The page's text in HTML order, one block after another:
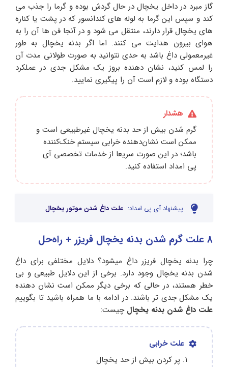
گاز مبرد در داخل یخچال در حال گردش بوده و گرما را جذب می‌
کند و سپس این گرما به لوله‌ های کندانسور که در پشت یا کناره‌
های یخچال قرار دارند، منتقل می‌ شود و در آنجا فن‌ ها آن را به
هوای بیرون هدایت می‌ کنند. اما اگر بدنه یخچال به طور
غیرمعمولی داغ باشد به حدی نتوانید به صورت طولانی مدت آن
را لمس کنید، نشان دهنده بروز یک مشکل جدی در عملکرد
دستگاه بوده و لازم است آن را پیگیری نمایید.
هشدار
گرم شدن بیش از حد بدنه یخچال غیرطبیعی است و
ممکن است نشان‌دهنده خرابی سیستم خنک‌کننده
باشد؛ در این صورت سریعا از خدمات تخصصی آی
پی امداد استفاده کنید.
پیشنهاد آی پی امداد: علت داغ شدن موتور یخچال
8 علت گرم شدن بدنه یخچال فریزر + راه‌حل
چرا بدنه یخچال فریزر داغ میشود؟ دلایل مختلفی برای داغ
شدن بدنه یخچال وجود دارد. برخی از این دلایل طبیعی و بی‌
خطر هستند، در حالی که برخی دیگر ممکن است نشان‌ دهنده‌
یک مشکل جدی‌ تر باشند. در ادامه با ما همراه باشید تا بگوییم
علت داغ شدن بدنه یخچال چیست:
علت خرابی
پر کردن بیش از حد یخچال